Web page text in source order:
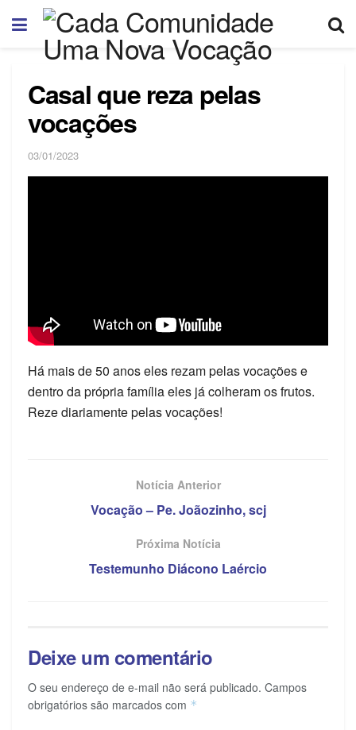
Casal que reza pelas
vocações
03/01/2023
Há mais de 50 anos eles rezam pelas vocações e
dentro da própria família eles já colheram os frutos.
Reze diariamente pelas vocações!
Notícia Anterior
Vocação – Pe. Joãozinho, scj
Próxima Notícia
Testemunho Diácono Laércio
Deixe um comentário
O seu endereço de e-mail não será publicado. Campos
obrigatórios são marcados com *